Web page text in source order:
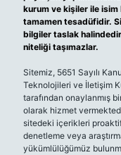
kurum ve kişiler ile
tamamen tesadüfidir.
bilgiler taslak
niteliği taşımazlar.
Sitemiz, 5651 Sayılı
Teknolojileri ve İletişim
tarafından onaylanmış
olarak hizmet
sitedeki içerikleri
denetleme veya
yükümlülüğümüz